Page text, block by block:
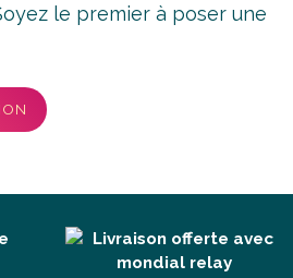
le premier à poser une